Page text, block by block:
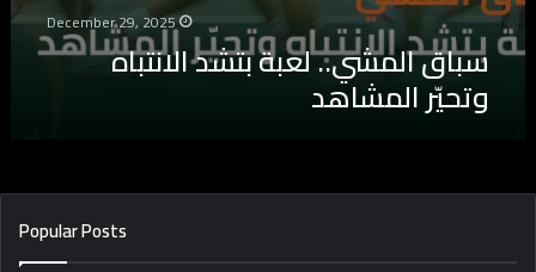
ت
ش
د
ت
December 29, 2025
سباق المشي.. لعبة بتشد الانتباه
وتحيّر المشاهد
Popular Posts